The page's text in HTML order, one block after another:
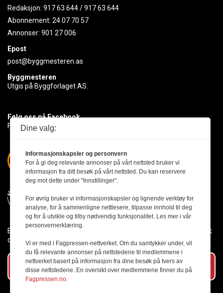
Redaksjon: 917 63 644/917 63 644
Abonnement: 24 07 70 57
Annonser: 901 27 006
Epost
post@byggmesteren.as
Byggmesteren
Utgis på Byggforlaget AS.
Følg oss på Facebook
Få med deg det siste innen byggebransjen
Byggmesteren følger Vær Varsom-plakaten og presseetikken slik
den er nedfelt i Redaktørplakaten.
Abonner på vårt nyhetsbrev
Dine valg:
Informasjonskapsler og personvern
For å gi deg relevante annonser på vårt nettsted bruker vi
informasjon fra ditt besøk på vårt nettsted. Du kan reservere
deg mot dette under "Innstillinger".
For øvrig bruker vi informasjonskapsler og lignende verktøy for
analyse, for å sammenligne nettlesere, tilpasse innhold til deg
og for å utvikle og tilby nødvendig funksjonalitet. Les mer i vår
personvernerklæring.
Vi er med i Fagpressen-nettverket. Om du samtykker under, vil
du få relevante annonser på nettstedene til medlemmene i
nettverket basert på informasjon fra dine besøk på tvers av
disse nettstedene. En oversikt over medlemmene finner du på
Fagpressen.no.